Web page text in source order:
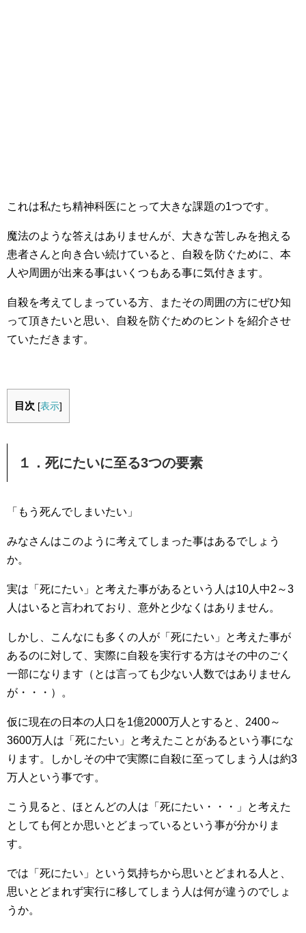
これは私たち精神科医にとって大きな課題の1つです。
魔法のような答えはありませんが、大きな苦しみを抱える
患者さんと向き合い続けていると、自殺を防ぐために、本
人や周囲が出来る事はいくつもある事に気付きます。
自殺を考えてしまっている方、またその周囲の方にぜひ知
って頂きたいと思い、自殺を防ぐためのヒントを紹介させ
ていただきます。
目次 [表示]
１．死にたいに至る3つの要素
「もう死んでしまいたい」
みなさんはこのように考えてしまった事はあるでしょう
か。
実は「死にたい」と考えた事があるという人は10人中2～3
人はいると言われており、意外と少なくはありません。
しかし、こんなにも多くの人が「死にたい」と考えた事が
あるのに対して、実際に自殺を実行する方はその中のごく
一部になります（とは言っても少ない人数ではありません
が・・・）。
仮に現在の日本の人口を1億2000万人とすると、2400～
3600万人は「死にたい」と考えたことがあるという事にな
ります。しかしその中で実際に自殺に至ってしまう人は約3
万人という事です。
こう見ると、ほとんどの人は「死にたい・・・」と考えた
としても何とか思いとどまっているという事が分かりま
す。
では「死にたい」という気持ちから思いとどまれる人と、
思いとどまれず実行に移してしまう人は何が違うのでしょ
うか。